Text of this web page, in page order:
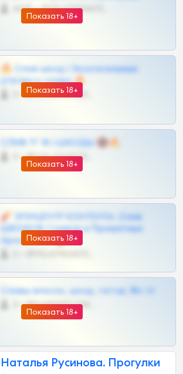
Показать 18+
4675 •
Показать 18+
🔥 Слив шкод | Эксклюзивные
утечки и сливы 🔥
0 •
Показать 18+
СЛИВ ТГ 18 | ШКОДЫ 🔞🔥
0 •
Показать 18+
🧨 ЭПИЦЕНТР КОНТЕНТА: Слив
ШКОДОВ Сливов и Приватных
Архивов ТГ 🔞💎
Показать 18+
Сливы вписок, шкод, теток, 18+ тг
0 •
Наталья Русинова. Прогулки